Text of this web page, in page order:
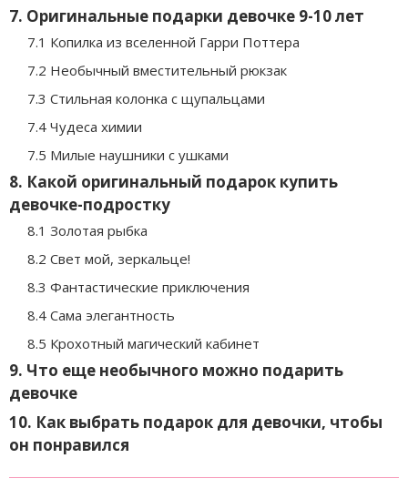
7. Оригинальные подарки девочке 9-10 лет
7.1 Копилка из вселенной Гарри Поттера
7.2 Необычный вместительный рюкзак
7.3 Стильная колонка с щупальцами
7.4 Чудеса химии
7.5 Милые наушники с ушками
8. Какой оригинальный подарок купить
девочке-подростку
8.1 Золотая рыбка
8.2 Свет мой, зеркальце!
8.3 Фантастические приключения
8.4 Сама элегантность
8.5 Крохотный магический кабинет
9. Что еще необычного можно подарить
девочке
10. Как выбрать подарок для девочки, чтобы
он понравился